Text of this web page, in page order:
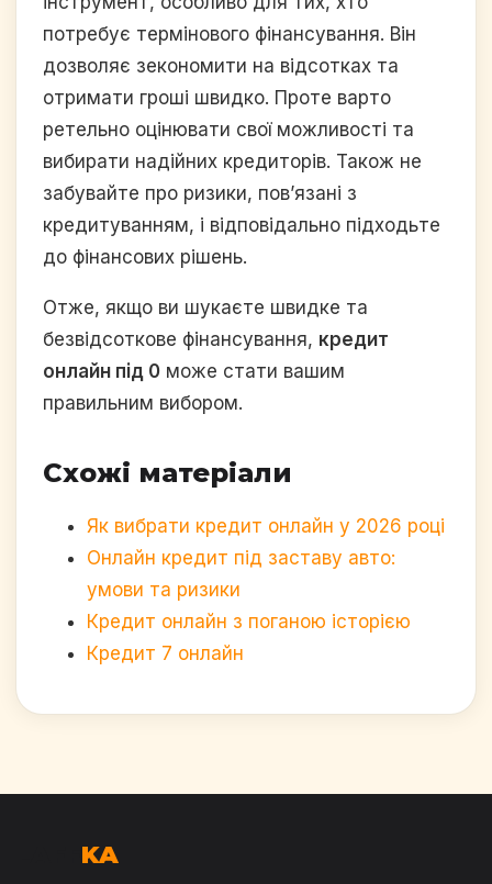
потребує термінового фінансування. Він
дозволяє зекономити на відсотках та
отримати гроші швидко. Проте варто
ретельно оцінювати свої можливості та
вибирати надійних кредиторів. Також не
забувайте про ризики, пов’язані з
кредитуванням, і відповідально підходьте
до фінансових рішень.
Отже, якщо ви шукаєте швидке та
безвідсоткове фінансування, кредит
онлайн під 0 може стати вашим
правильним вибором.
Схожі матеріали
Як вибрати кредит онлайн у 2026 році
Онлайн кредит під заставу авто:
умови та ризики
Кредит онлайн з поганою історією
Кредит 7 онлайн
KA